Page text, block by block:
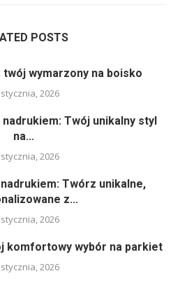
POSTS
wymarzony na boisko
2026
Twój unikalny styl
na...
2026
Twórz unikalne,
z...
2026
komfortowy wybór na parkiet
2026